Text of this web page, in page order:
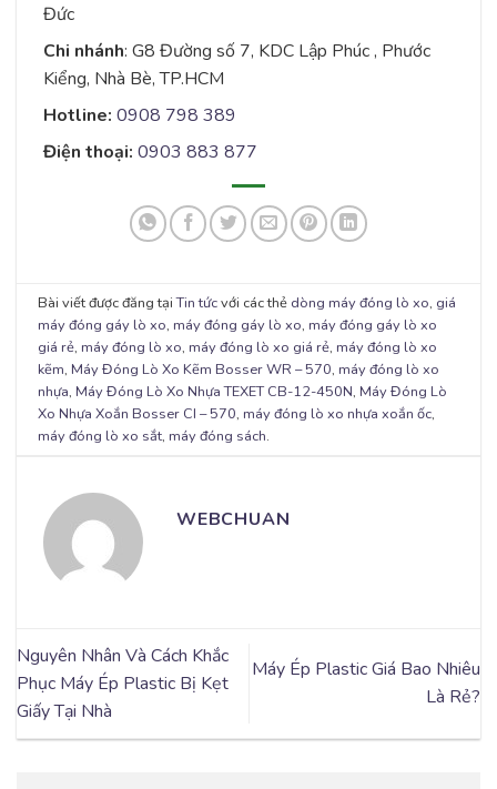
Đức
Chi nhánh: G8 Đường số 7, KDC Lập Phúc , Phước
Kiểng, Nhà Bè, TP.HCM
Hotline: 0908 798 389
Điện thoại: 0903 883 877
Bài viết được đăng tạiTin tứcvới các thẻ dòng máy đóng lò xo, giá
máy đóng gáy lò xo, máy đóng gáy lò xo, máy đóng gáy lò xo
giá rẻ, máy đóng lò xo, máy đóng lò xo giá rẻ, máy đóng lò xo
kẽm, Máy Đóng Lò Xo Kẽm Bosser WR – 570, máy đóng lò xo
nhựa, Máy Đóng Lò Xo Nhựa TEXET CB-12-450N, Máy Đóng Lò
Xo Nhựa Xoắn Bosser CI – 570, máy đóng lò xo nhựa xoắn ốc,
máy đóng lò xo sắt, máy đóng sách.
WEBCHUAN
Nguyên Nhân Và Cách Khắc
Phục Máy Ép Plastic Bị Kẹt
Giấy Tại Nhà
Máy Ép Plastic Giá Bao Nhiêu
Là Rẻ?